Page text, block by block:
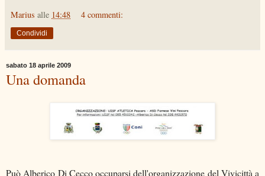
Marius alle 14:48 4 commenti:
Condividi
sabato 18 aprile 2009
Una domanda
Può Alberico Di Cecco occuparsi dell'organizzazione del Vivicittà a